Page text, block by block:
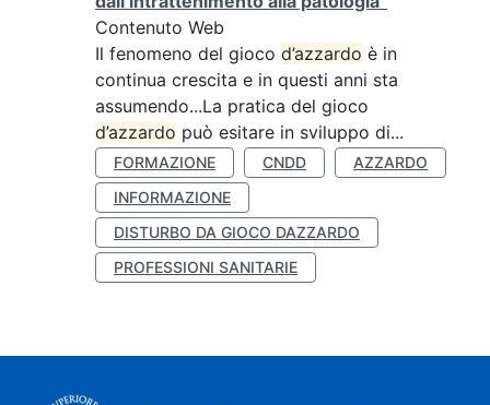
Contenuto Web
Il fenomeno del gioco d’azzardo è in
continua crescita e in questi anni sta
assumendo...La pratica del gioco
d’azzardo può esitare in sviluppo di...
FORMAZIONE CNDD
AZZARDO
INFORMAZIONE
DISTURBO DA GIOCO DAZZARDO
PROFESSIONI SANITARIE